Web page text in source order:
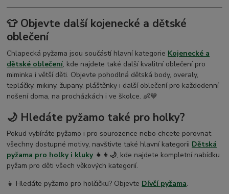
👕 Objevte další kojenecké a dětské
oblečení
Chlapecká pyžama jsou součástí hlavní kategorie Kojenecké a
dětské oblečení, kde najdete také další kvalitní oblečení pro
miminka i větší děti. Objevte pohodlná dětská body, overaly,
tepláčky, mikiny, župany, pláštěnky i další oblečení pro každodenní
nošení doma, na procházkách i ve školce. 👶💙
🌙 Hledáte pyžamo také pro holky?
Pokud vybíráte pyžamo i pro sourozence nebo chcete porovnat
všechny dostupné motivy, navštivte také hlavní kategorii Dětská
pyžama pro holky i kluky👧👦🌙, kde najdete kompletní nabídku
pyžam pro děti všech věkových kategorií.
👧 Hledáte pyžamo pro holčičku? Objevte Dívčí pyžama.